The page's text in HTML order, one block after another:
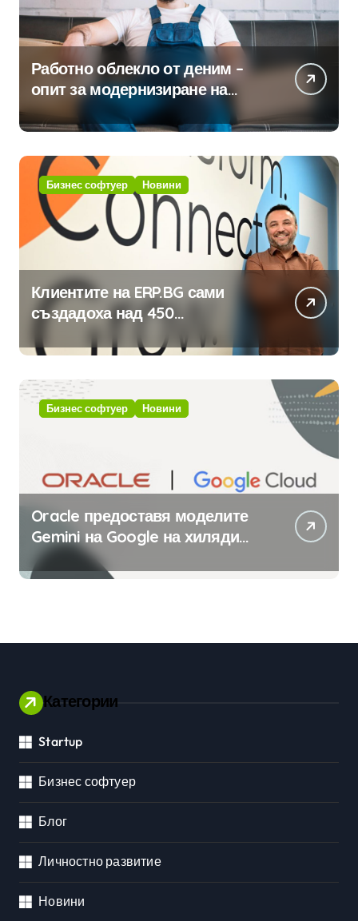
Работно облекло от деним –
опит за модернизиране на
традицията
Бизнес софтуер Новини
Клиентите на ERP.BG сами
създадоха над 450
приложения за ERP системата
с помощта на вградения в нея
изкуствен интелект
Бизнес софтуер Новини
Oracle предоставя моделите
Gemini на Google на хиляди
клиенти на бизнес
приложения
Категории
Startup
Бизнес софтуер
Блог
Личностно развитие
Новини